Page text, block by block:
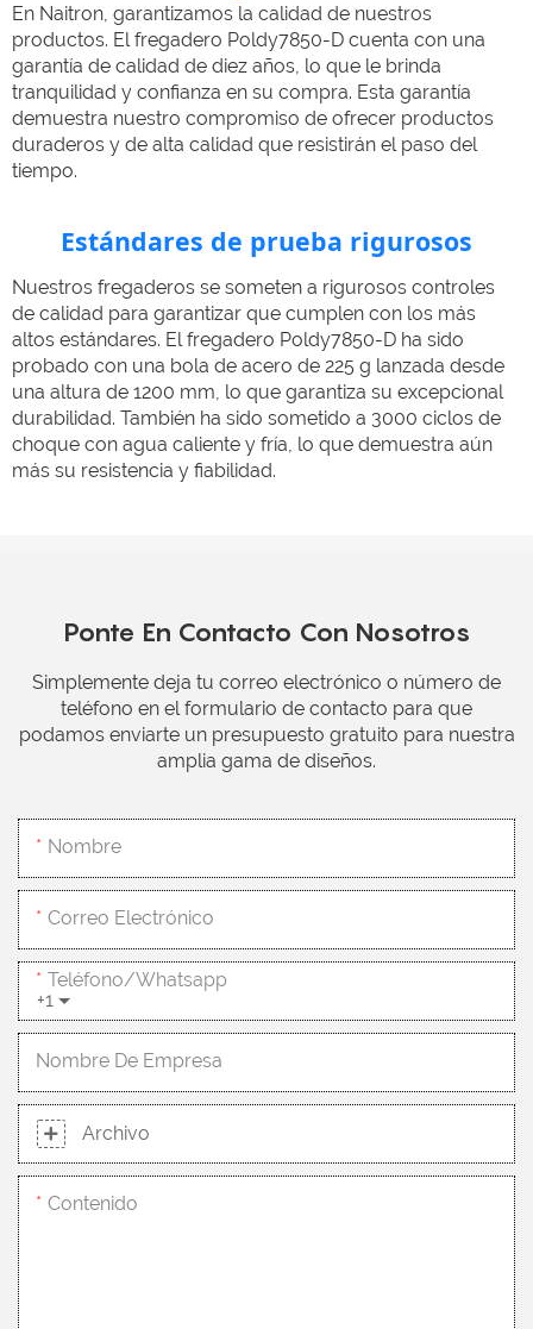
En Naitron, garantizamos la calidad de nuestros
productos. El fregadero Poldy7850-D cuenta con una
garantía de calidad de diez años, lo que le brinda
tranquilidad y confianza en su compra. Esta garantía
demuestra nuestro compromiso de ofrecer productos
duraderos y de alta calidad que resistirán el paso del
tiempo.
Estándares de prueba rigurosos
Nuestros fregaderos se someten a rigurosos controles
de calidad para garantizar que cumplen con los más
altos estándares. El fregadero Poldy7850-D ha sido
probado con una bola de acero de 225 g lanzada desde
una altura de 1200 mm, lo que garantiza su excepcional
durabilidad. También ha sido sometido a 3000 ciclos de
choque con agua caliente y fría, lo que demuestra aún
más su resistencia y fiabilidad.
Ponte En Contacto Con Nosotros
Simplemente deja tu correo electrónico o número de
teléfono en el formulario de contacto para que
podamos enviarte un presupuesto gratuito para nuestra
amplia gama de diseños.
Nombre
Correo Electrónico
+1
Teléfono/whatsapp
Nombre De Empresa
Archivo
Contenido